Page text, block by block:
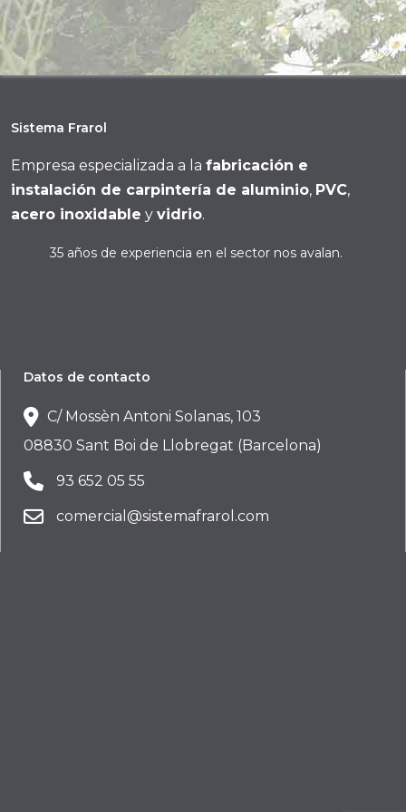
Sistema Frarol
Empresa especializada a la fabricación e
instalación de carpintería de aluminio, PVC,
acero inoxidable y vidrio.
35 años de experiencia en el sector nos avalan.
Datos de contacto
C/ Mossèn Antoni Solanas, 103
08830 Sant Boi de Llobregat (Barcelona)
93 652 05 55
comercial@sistemafrarol.com